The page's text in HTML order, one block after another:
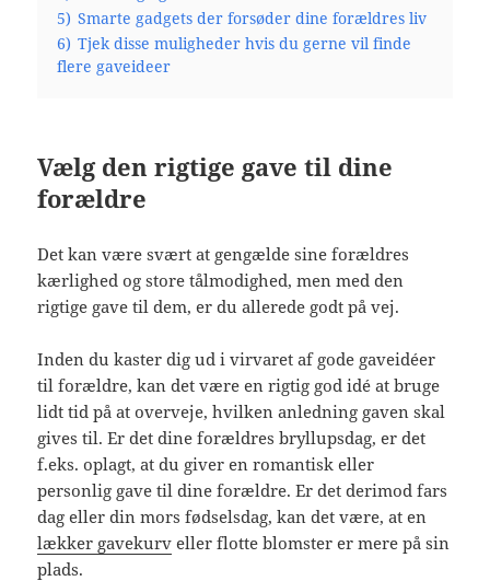
5) Smarte gadgets der forsøder dine forældres liv
6) Tjek disse muligheder hvis du gerne vil finde
flere gaveideer
Vælg den rigtige gave til dine
forældre
Det kan være svært at gengælde sine forældres
kærlighed og store tålmodighed, men med den
rigtige gave til dem, er du allerede godt på vej.
Inden du kaster dig ud i virvaret af gode gaveidéer
til forældre, kan det være en rigtig god idé at bruge
lidt tid på at overveje, hvilken anledning gaven skal
gives til. Er det dine forældres bryllupsdag, er det
f.eks. oplagt, at du giver en romantisk eller
personlig gave til dine forældre. Er det derimod fars
dag eller din mors fødselsdag, kan det være, at en
lækker gavekurv eller flotte blomster er mere på sin
plads.